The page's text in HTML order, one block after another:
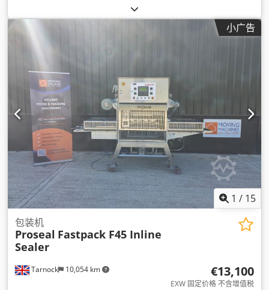
小广告
1 / 15
Tarnock 10,054 km
包装机
Proseal Fastpack F45 Inline
Sealer
€13,100
EXW 固定价格 不含增值税